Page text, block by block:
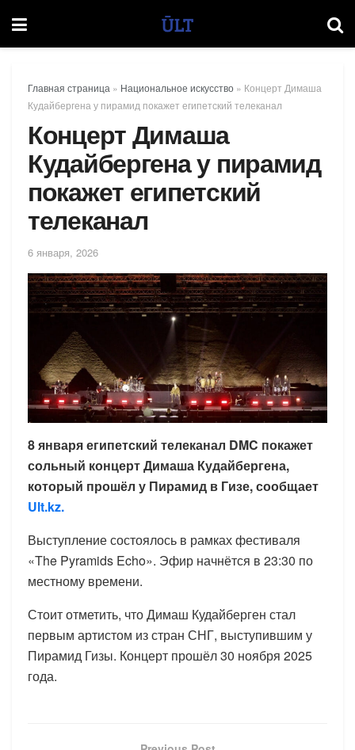
Главная страница » Национальное искусство » Концерт Димаша
Кудайбергена у пирамид покажет египетский телеканал
Концерт Димаша
Кудайбергена у пирамид
покажет египетский
телеканал
6 января, 2026
8 января египетский телеканал DMC покажет
сольный концерт Димаша Кудайбергена,
который прошёл у Пирамид в Гизе, сообщает
Ult.kz.
Выступление состоялось в рамках фестиваля
«The Pyramids Echo». Эфир начнётся в 23:30 по
местному времени.
Стоит отметить, что Димаш Кудайберген стал
первым артистом из стран СНГ, выступившим у
Пирамид Гизы. Концерт прошёл 30 ноября 2025
года.